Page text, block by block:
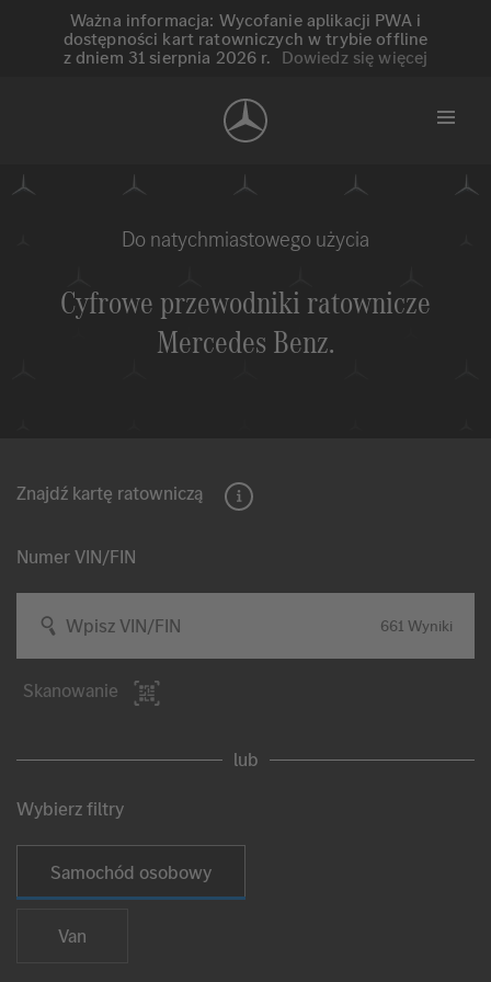
Ważna informacja: Wycofanie aplikacji PWA i
dostępności kart ratowniczych w trybie offline
z dniem 31 sierpnia 2026 r. Dowiedz się więcej
Cyfrowe przewodniki ratownicze
Mercedes Benz.
Do natychmiastowego użycia
Znajdź kartę ratowniczą
Numer VIN/FIN
Wpisz VIN/FIN 661 Wyniki
Skanowanie
lub
Wybierz filtry
Wybierz rodzaj pojazdu
Samochód osobowy
Van